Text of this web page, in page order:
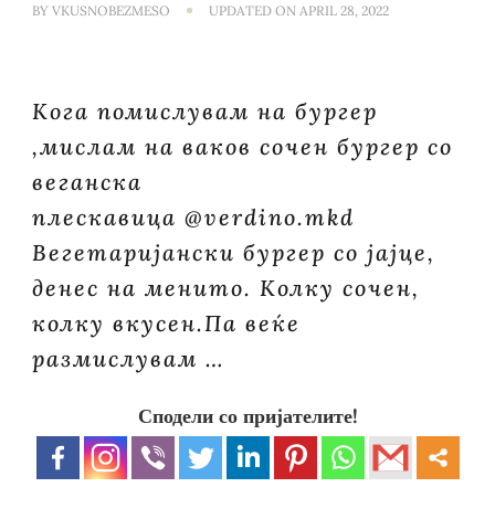
BY VKUSNOBEZMESO UPDATED ON APRIL 28, 2022
Кога помислувам на бургер
,мислам на ваков сочен бургер со
веганска
плескавица @verdino.mkd
Вегетаријански бургер со јајце,
денес на менито. Колку сочен,
колку вкусен.Па веќе
размислувам …
Сподели со пријателите!